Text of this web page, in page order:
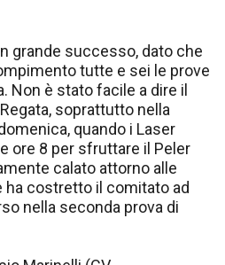
grande successo, dato che
tutte e sei le prove
Non è stato facile a dire il
soprattutto nella
quando i Laser
ore 8 per sfruttare il Peler
calato attorno alle
ha costretto il comitato ad
nella seconda prova di